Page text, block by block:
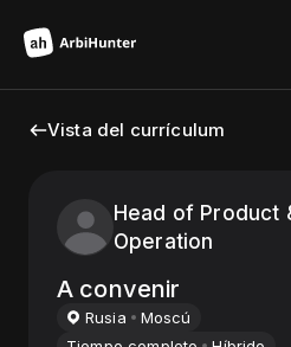
Vista del currículum
Head of Product
Operation
A convenir
Rusia
Moscú